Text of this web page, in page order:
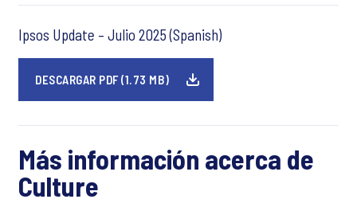
Ipsos Update – Julio 2025 (Spanish)
DESCARGAR PDF (1.73 MB)
Más información acerca de
Culture